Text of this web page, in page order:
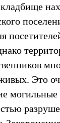
Это